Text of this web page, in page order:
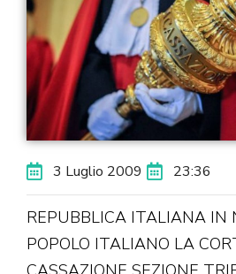
3 Luglio 2009 23:36
REPUBBLICA ITALIANA IN
POPOLO ITALIANO LA